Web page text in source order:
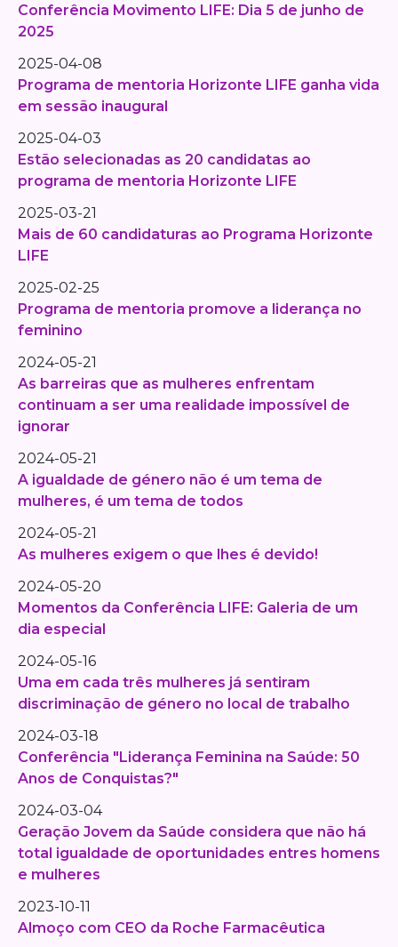
Conferência Movimento LIFE: Dia 5 de junho de
2025
2025-04-08
Programa de mentoria Horizonte LIFE ganha vida
em sessão inaugural
2025-04-03
Estão selecionadas as 20 candidatas ao
programa de mentoria Horizonte LIFE
2025-03-21
Mais de 60 candidaturas ao Programa Horizonte
LIFE
2025-02-25
Programa de mentoria promove a liderança no
feminino
2024-05-21
As barreiras que as mulheres enfrentam
continuam a ser uma realidade impossível de
ignorar
2024-05-21
A igualdade de género não é um tema de
mulheres, é um tema de todos
2024-05-21
As mulheres exigem o que lhes é devido!
2024-05-20
Momentos da Conferência LIFE: Galeria de um
dia especial
2024-05-16
Uma em cada três mulheres já sentiram
discriminação de género no local de trabalho
2024-03-18
Conferência "Liderança Feminina na Saúde: 50
Anos de Conquistas?"
2024-03-04
Geração Jovem da Saúde considera que não há
total igualdade de oportunidades entres homens
e mulheres
2023-10-11
Almoço com CEO da Roche Farmacêutica